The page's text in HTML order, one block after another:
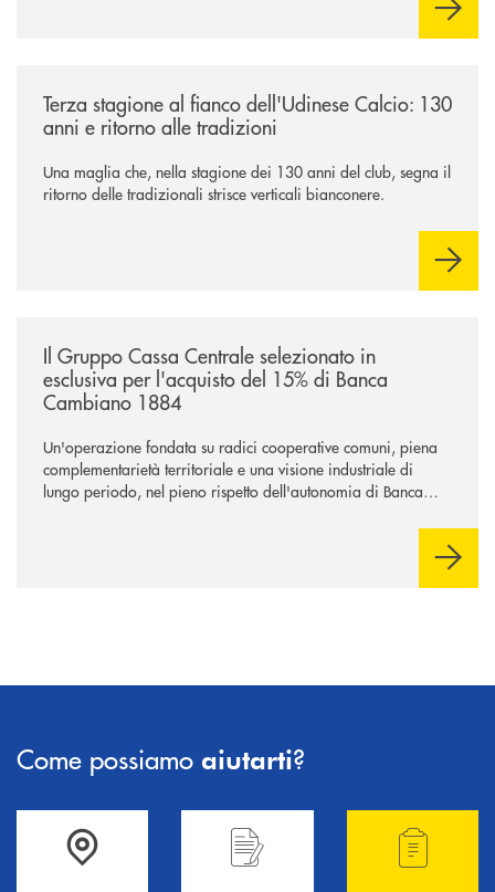
Terza stagione al fianco dell'Udinese Calcio: 130
anni e ritorno alle tradizioni
Una maglia che, nella stagione dei 130 anni del club, segna il
ritorno delle tradizionali strisce verticali bianconere.
Il Gruppo Cassa Centrale selezionato in
esclusiva per l'acquisto del 15% di Banca
Cambiano 1884
Un'operazione fondata su radici cooperative comuni, piena
complementarietà territoriale e una visione industriale di
lungo periodo, nel pieno rispetto dell'autonomia di Banca
negoziazione esclusiva per la finalizzazione dell’operazione.
Come possiamo aiutarti?
Accedi all' elenco completo delle filiali .Hai bisogno di informazioni? Contattaci !
Hai bisogno di